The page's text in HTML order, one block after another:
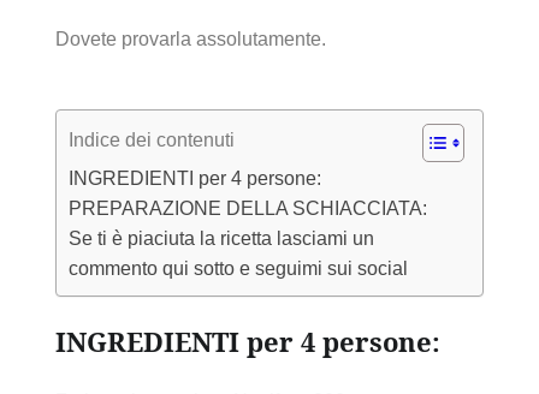
Dovete provarla assolutamente.
Indice dei contenuti
INGREDIENTI per 4 persone:
PREPARAZIONE DELLA SCHIACCIATA:
Se ti è piaciuta la ricetta lasciami un
commento qui sotto e seguimi sui social
INGREDIENTI per 4 persone: